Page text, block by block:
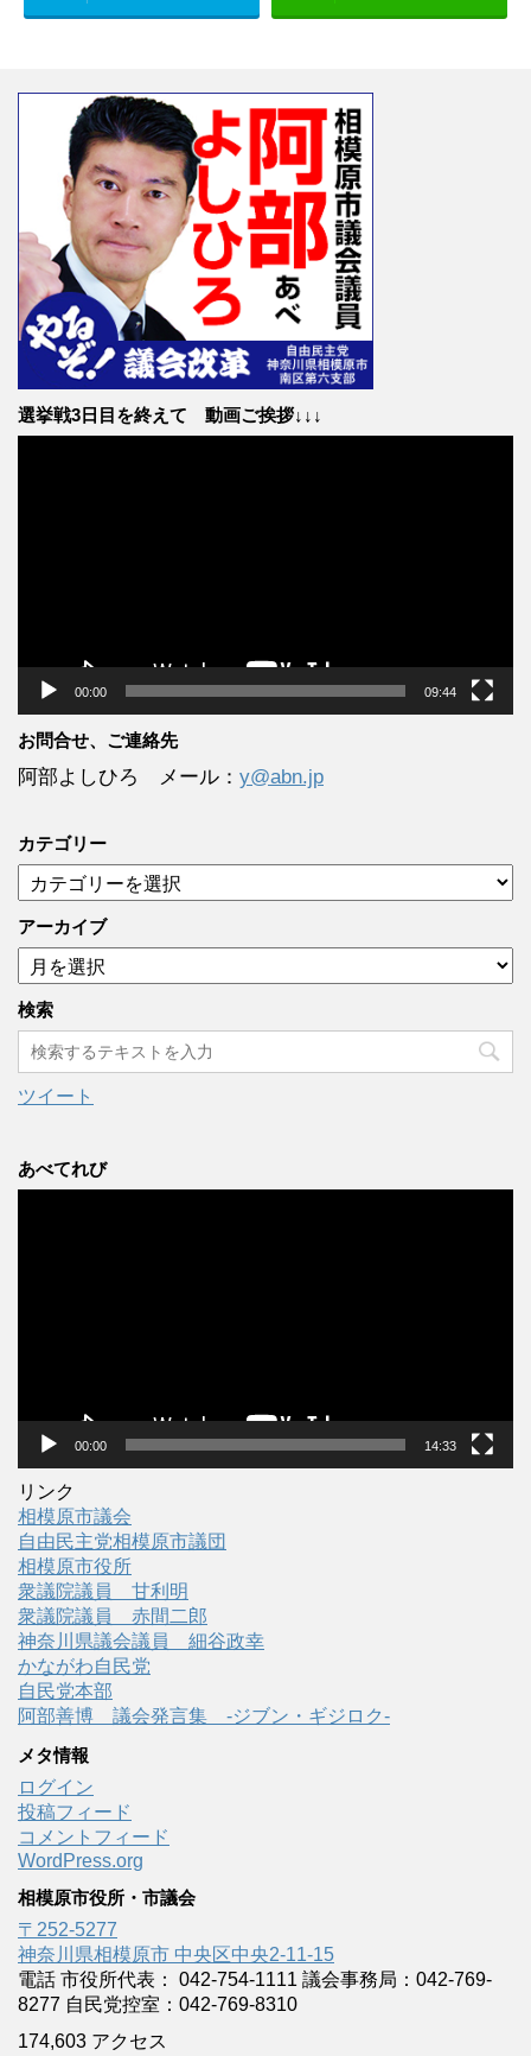
選挙戦3日目を終えて 動画ご挨拶↓↓↓
00:00 09:44
お問合せ、ご連絡先
阿部よしひろ メール： y@abn.jp
カテゴリー
テ
ゴ
リ
ー
アーカイブ
ア
ー
カ
イ
ブ
検索
ツイート
あべてれび
00:00 14:33
リンク
相模原市議会
自由民主党相模原市議団
相模原市役所
衆議院議員 甘利明
衆議院議員 赤間二郎
神奈川県議会議員 細谷政幸
かながわ自民党
自民党本部
阿部善博 議会発言集 -ジブン・ギジロク-
メタ情報
ログイン
投稿フィード
コメントフィード
WordPress.org
相模原市役所・市議会
〒252-5277
神奈川県相模原市 中央区中央2-11-15
電話 市役所代表： 042-754-1111 議会事務局：042-769-
8277 自民党控室：042-769-8310
174,603 アクセス